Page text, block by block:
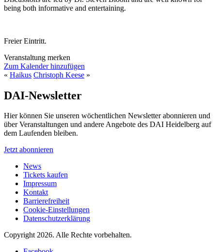
being both informative and entertaining.
Freier Eintritt.
Veranstaltung merken
Zum Kalender hinzufügen
« Haikus Christoph Keese »
DAI-Newsletter
Hier können Sie unseren wöchentlichen Newsletter abonnieren und
über Veranstaltungen und andere Angebote des DAI Heidelberg auf
dem Laufenden bleiben.
Jetzt abonnieren
News
Tickets kaufen
Impressum
Kontakt
Barrierefreiheit
Cookie-Einstellungen
Datenschutzerklärung
Copyright 2026. Alle Rechte vorbehalten.